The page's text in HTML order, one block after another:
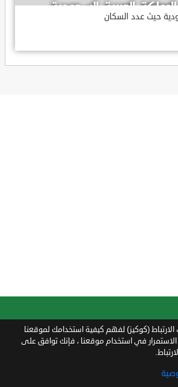
حيث عدد السكان
(كوكيز) لفهم كيفية استخدامك لموقعنا
في استخدام موقعنا ، فإنك توافق على